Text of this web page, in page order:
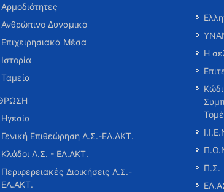
Αρμοδιότητες
Ανθρώπινο Δυναμικό
Επιχειρησιακά Μέσα
Ιστορία
Ταμεία
Ηγεσία
Γενική Επιθεώρηση Λ.Σ.-ΕΛ.ΑΚΤ.
Κλάδοι Λ.Σ. - ΕΛ.ΑΚΤ.
Περιφερειακές Διοικήσεις Λ.Σ.-
ΕΛ.ΑΚΤ.
Η
Π.Σ.